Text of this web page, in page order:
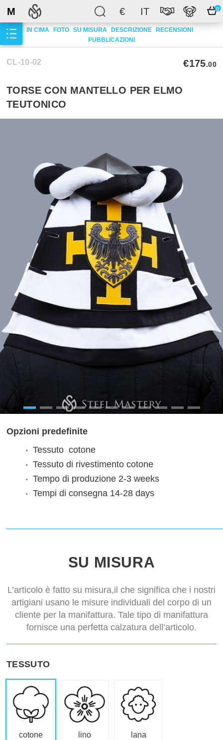
€ IT 0
M
IN CIMA FOTO SU MISURA DESCRIZIONE
RECENSIONI
PUBBLICAZIONI
CL-10-02 €175.00
TORSE CON MANTELLO PER ELMO
TEUTONICO
Opzioni predefinite
Tessuto cotone
Tessuto di rivestimento cotone
Tempo di produzione 2-3 weeks
Tempi di consegna 14-28 days
SU MISURA
L’articolo è fatto su misura,il che significa che i nostri
artigiani usano le misure individuali del corpo di un
cliente per la manifattura. Tale tipo di manifattura
fornisce una perfetta calzatura dell’articolo.
TESSUTO
cotone lino lana